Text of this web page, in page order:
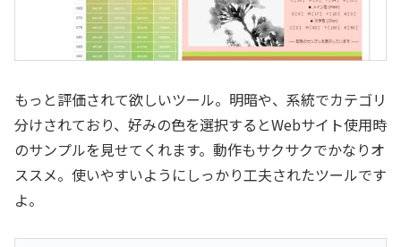
もっと評価されて欲しいツール。明暗や、系統でカテゴリ
分けされており、好みの色を選択するとWebサイト使用時
のサンプルを見せてくれます。動作もサクサクでかなりオ
ススメ。使いやすいようにしっかり工夫されたツールです
よ。